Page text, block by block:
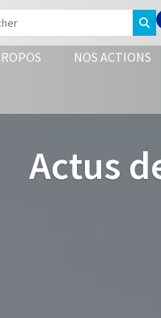
NOS ACTIONS
Actus